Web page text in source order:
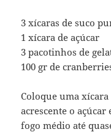
3 xícaras de suco
1 xícara de açúcar
3 pacotinhos de
100 gr de
Coloque uma
acrescente o açúcar
fogo médio até